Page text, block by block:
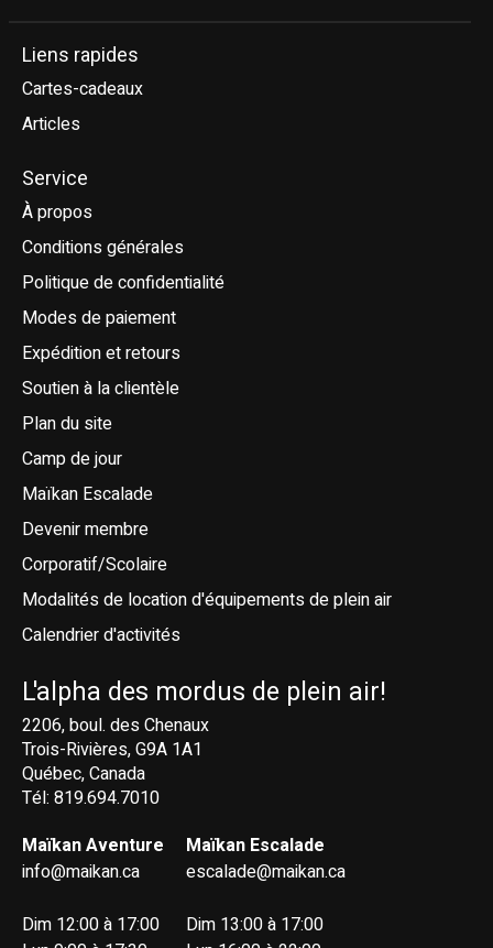
Liens rapides
Cartes-cadeaux
Articles
Service
À propos
Conditions générales
Politique de confidentialité
Modes de paiement
Expédition et retours
Soutien à la clientèle
Plan du site
Camp de jour
Maïkan Escalade
Devenir membre
Corporatif/Scolaire
Modalités de location d'équipements de plein air
Calendrier d'activités
L'alpha des mordus de plein air!
2206, boul. des Chenaux
Trois-Rivières, G9A 1A1
Québec, Canada
Tél: 819.694.7010
Maïkan Aventure
info@maikan.ca
Dim 12:00 à 17:00
Maïkan Escalade
escalade@maikan.ca
Dim 13:00 à 17:00